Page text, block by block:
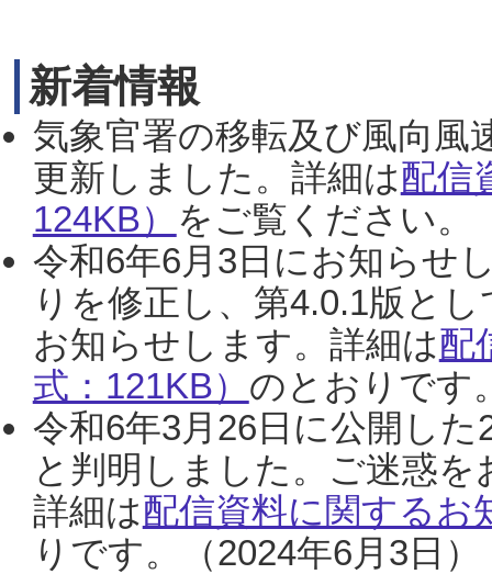
新着情報
気象官署の移転及び風向風
更新しました。詳細は配信
124KB） をご覧ください。
令和6年6月3日にお知らせ
りを修正し、第4.0.1版と
お知らせします。詳細は配
式：121KB） のとおりです
令和6年3月26日に公開し
と判明しました。ご迷惑
詳細は配信資料に関するお
りです。（2024年6月3日）